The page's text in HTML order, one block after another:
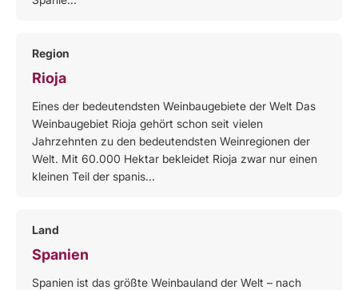
Region
Rioja
Eines der bedeutendsten Weinbaugebiete der Welt Das
Weinbaugebiet Rioja gehört schon seit vielen
Jahrzehnten zu den bedeutendsten Weinregionen der
Welt. Mit 60.000 Hektar bekleidet Rioja zwar nur einen
kleinen Teil der spanis...
Land
Spanien
Spanien ist das größte Weinbauland der Welt – nach